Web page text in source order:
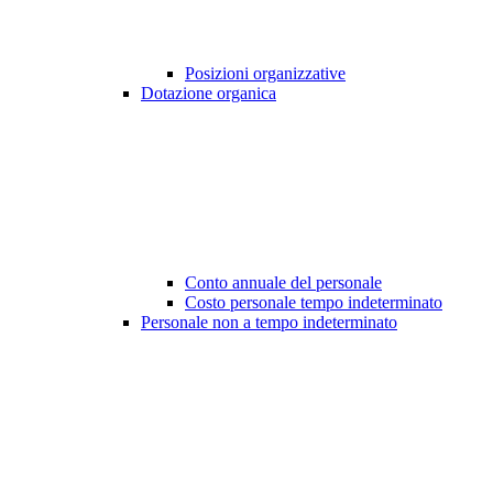
Posizioni organizzative
Dotazione organica
Conto annuale del personale
Costo personale tempo indeterminato
Personale non a tempo indeterminato